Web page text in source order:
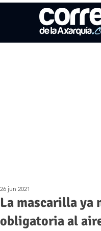
La mascarilla ya
obligatoria al
26 jun 2021